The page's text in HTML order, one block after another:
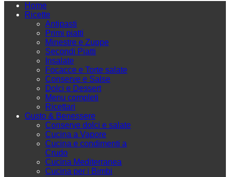
Home
Ricette
Antipasti
Primi piatti
Minestre e Zuppe
Secondi Piatti
Insalate
Focacce e Torte salate
Conserve e Salse
Dolci e Dessert
Menu completi
Ricettari
Gusto & Benessere
Conserve dolci e salate
Cucina a Vapore
Cucina e condimenti a
Crudo
Cucina Mediterranea
Cucina per i Bimbi